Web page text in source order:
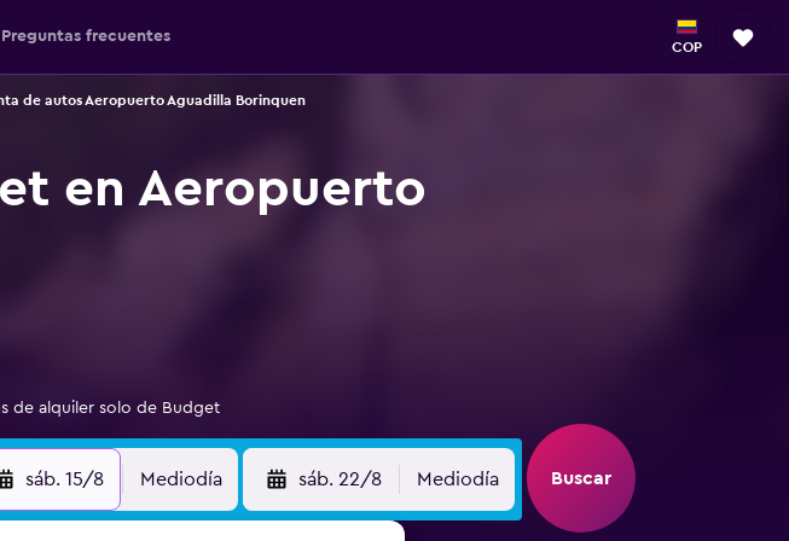
Preguntas frecuentes
COP
de autos Aeropuerto Aguadilla Borinquen
en Aeropuerto
de alquiler solo de Budget
sáb. 15/8 Mediodía sáb. 22/8 Mediodía Buscar